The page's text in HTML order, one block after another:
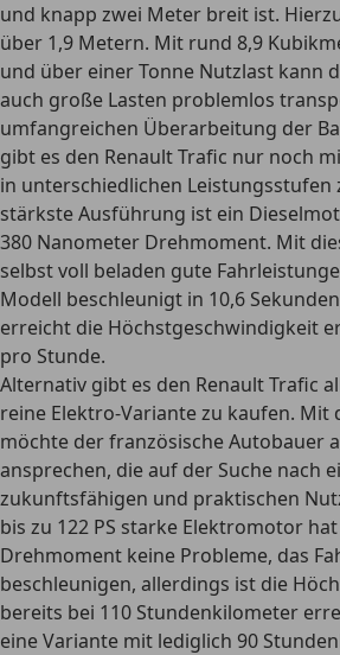
und knapp zwei Meter breit ist.
über 1,9 Metern. Mit rund 8,9
und über einer Tonne Nutzlast kann
auch große Lasten problemlos
umfangreichen Überarbeitung der
gibt es den Renault Trafic nur noch
in unterschiedlichen Leistungsstufen
stärkste Ausführung ist ein
380 Nanometer Drehmoment. Mit
selbst voll beladen gute
Modell beschleunigt in 10,6
erreicht die Höchstgeschwindigkeit
pro Stunde.
Alternativ gibt es den Renault Trafic
reine Elektro-Variantezu kaufen. Mit
möchte der französische Autobauer
ansprechen, die auf der Suche nach
zukunftsfähigen und praktischen
bis zu 122 PS starke Elektromotor
Drehmoment keine Probleme, das
beschleunigen, allerdings ist die
bereits bei 110 Stundenkilometer
eine Variante mit lediglich 90